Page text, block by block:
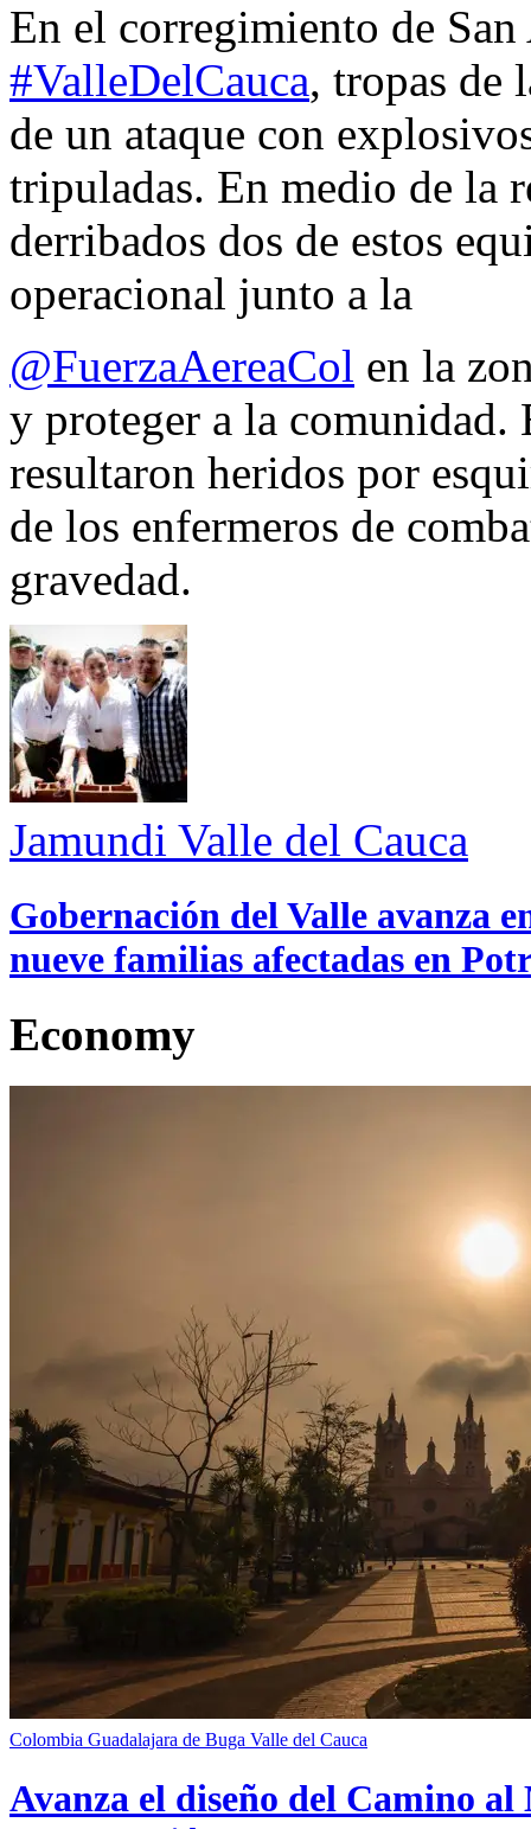
En el corregimiento de
#ValleDelCauca, tropas de
de un ataque con
tripuladas. En medio de la
derribados dos de estos
operacional junto a la
@FuerzaAereaCol en la
y proteger a la comunidad.
resultaron heridos por
de los enfermeros de
gravedad.
Jamundi Valle del Cauca
Gobernación del Valle avanza
nueve familias afectadas en
Economy
Colombia Guadalajara de Buga Valle del Cauca
Avanza el diseño del Camino